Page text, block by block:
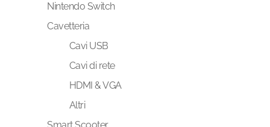
Nintendo Switch
Cavetteria
Cavi USB
Cavi di rete
HDMI & VGA
Altri